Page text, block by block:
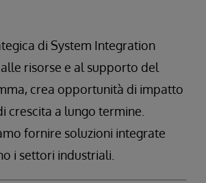
di System Integration
risorse e al supporto del
crea opportunità di impatto
crescita a lungo termine.
fornire soluzioni integrate
i settori industriali.